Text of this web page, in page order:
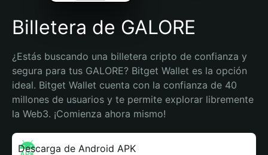
Billetera de GALORE
¿Estás buscando una billetera cripto de confianza y
segura para tus GALORE? Bitget Wallet es la opción
ideal. Bitget Wallet cuenta con la confianza de 40
millones de usuarios y te permite explorar libremente
la Web3. ¡Comienza ahora mismo!
Descarga de Android APK